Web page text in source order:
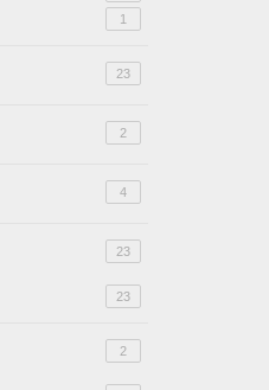
1
23
2
4
23
23
2